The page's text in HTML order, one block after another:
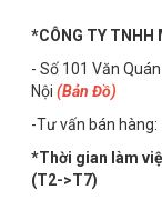
*CÔNG TY TNHH
- Số 101 Văn
Nội (Bản Đồ)
-Tư vấn bán hàng:
*Thời gian làm
(T2->T7)